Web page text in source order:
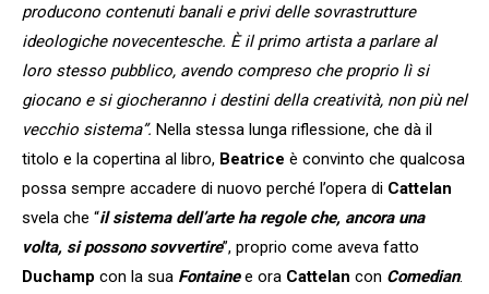
producono contenuti banali e privi delle sovrastrutture
ideologiche novecentesche. È il primo artista a parlare al
loro stesso pubblico, avendo compreso che proprio lì si
giocano e si giocheranno i destini della creatività, non più nel
vecchio sistema”. Nella stessa lunga riflessione, che dà il
titolo e la copertina al libro, Beatrice è convinto che qualcosa
possa sempre accadere di nuovo perché l’opera di Cattelan
svela che “il sistema dell’arte ha regole che, ancora una
volta, si possono sovvertire”, proprio come aveva fatto
Duchamp con la sua Fontainee ora Cattelan con Comedian.